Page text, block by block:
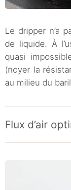
Le dripper n’a
de liquide. À
quasi
(noyer la
au milieu du
Flux d’air